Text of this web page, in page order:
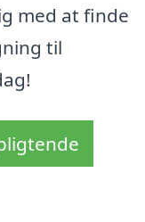
med at finde
til